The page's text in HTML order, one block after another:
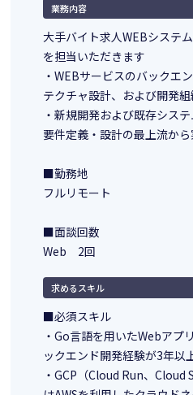
業務内容
大手バイト求人WEBシステ
を担当いただきます
・WEBサービスのバックエ
テクチャ設計、および開発
・新規開発および既存シス
要件定義・設計の最上流か
■勤務地
フルリモート
■面談回数
Web 2回
求めるスキル
■必須スキル
・Go言語を用いたWebアプ
ックエンド開発経験が3年以
・GCP（Cloud Run、Cloud